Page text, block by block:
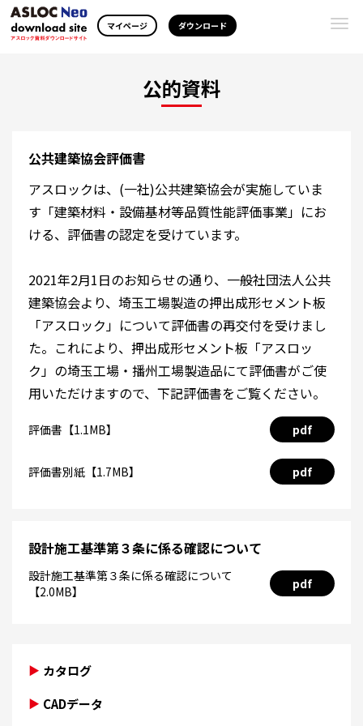
マイページ ダウンロード
公的資料
公共建築協会評価書
アスロックは、(一社)公共建築協会が実施していま
す「建築材料・設備基材等品質性能評価事業」にお
ける、評価書の認定を受けています。
2021年2月1日のお知らせの通り、一般社団法人公共
建築協会より、埼玉工場製造の押出成形セメント板
「アスロック」について評価書の再交付を受けまし
た。これにより、押出成形セメント板「アスロッ
ク」の埼玉工場・播州工場製造品にて評価書がご使
用いただけますので、下記評価書をご覧ください。
評価書【1.1MB】 pdf
評価書別紙【1.7MB】 pdf
設計施工基準第３条に係る確認について
設計施工基準第３条に係る確認について
【2.0MB】
pdf
カタログ
CADデータ